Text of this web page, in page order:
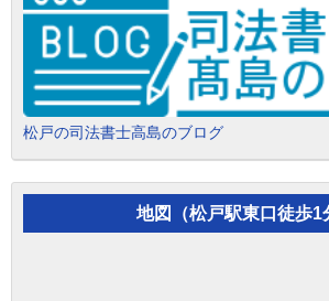
松戸の司法書士高島のブログ
地図（松戸駅東口徒歩1